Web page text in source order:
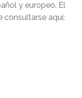
y europeo. El
aquí: